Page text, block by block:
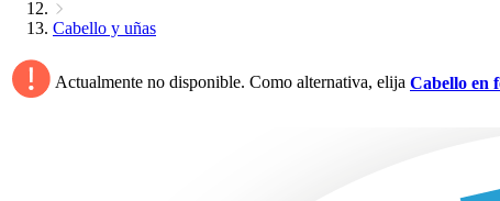
Cabello y uñas
Actualmente no disponible. Como alternativa, elija Cabello en